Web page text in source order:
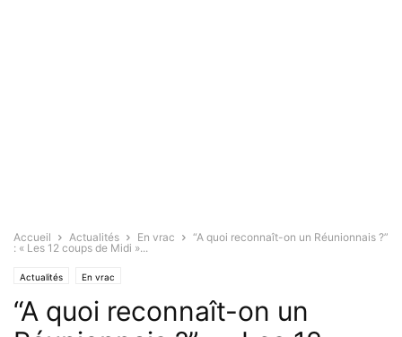
Accueil Actualités En vrac
“A quoi reconnaît-on un Réunionnais ?”
: « Les 12 coups de Midi »...
Actualités En vrac
“A quoi reconnaît-on un